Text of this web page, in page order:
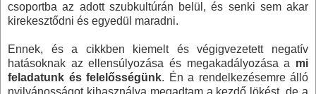
csoportba az adott szubkultúrán belül, és senki sem akar
kirekesztődni és egyedül maradni.
Ennek, és a cikkben kiemelt és végigvezetett negatív
hatásoknak az ellensúlyozása és megakadályozása a mi
feladatunk és felelősségünk. Én a rendelkezésemre álló